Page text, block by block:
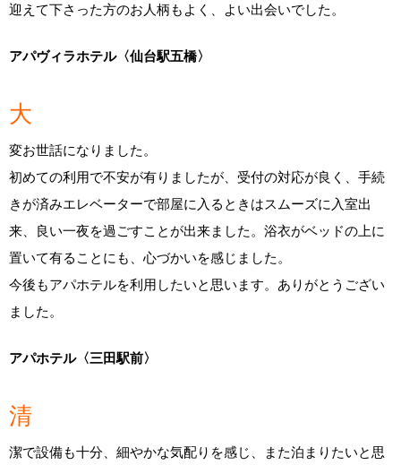
迎えて下さった方のお人柄もよく、よい出会いでした。
アパヴィラホテル〈仙台駅五橋〉
大
変お世話になりました。
初めての利用で不安が有りましたが、受付の対応が良く、手続
きが済みエレベーターで部屋に入るときはスムーズに入室出
来、良い一夜を過ごすことが出来ました。浴衣がベッドの上に
置いて有ることにも、心づかいを感じました。
今後もアパホテルを利用したいと思います。ありがとうござい
ました。
アパホテル〈三田駅前〉
清
潔で設備も十分、細やかな気配りを感じ、また泊まりたいと思